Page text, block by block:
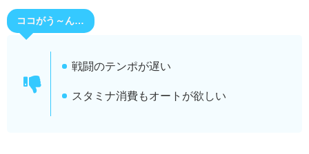
ココがう～ん…
戦闘のテンポが遅い
スタミナ消費もオートが欲しい